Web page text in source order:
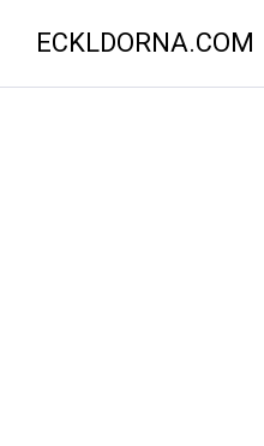
ECKLDORNA.COM